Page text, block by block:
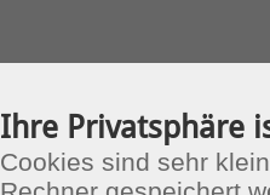
Ihre Privatsphäre
Cookies sind sehr